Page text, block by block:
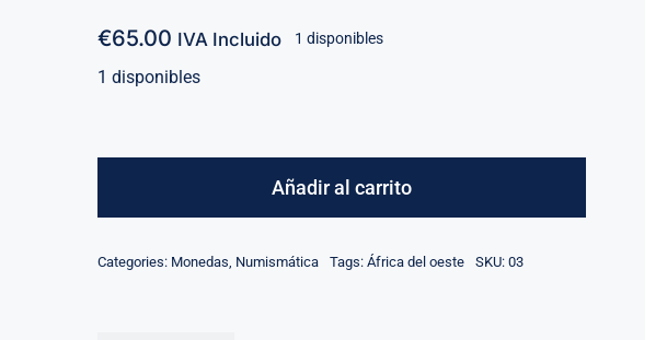
€65.00 IVA Incluido 1 disponibles
1 disponibles
DEL
FRANCOS
Añadir al carrito
Categories: Monedas Numismática Tags: África del oeste SKU: 03